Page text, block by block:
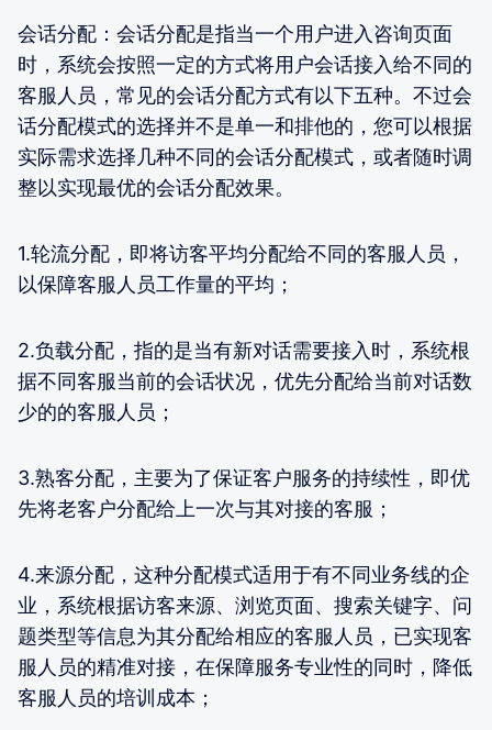
会话分配：会话分配是指当一个用户进入咨询页面
时，系统会按照一定的方式将用户会话接入给不同的
客服人员，常见的会话分配方式有以下五种。不过会
话分配模式的选择并不是单一和排他的，您可以根据
实际需求选择几种不同的会话分配模式，或者随时调
整以实现最优的会话分配效果。
1.轮流分配，即将访客平均分配给不同的客服人员，
以保障客服人员工作量的平均；
2.负载分配，指的是当有新对话需要接入时，系统根
据不同客服当前的会话状况，优先分配给当前对话数
少的的客服人员；
3.熟客分配，主要为了保证客户服务的持续性，即优
先将老客户分配给上一次与其对接的客服；
4.来源分配，这种分配模式适用于有不同业务线的企
业，系统根据访客来源、浏览页面、搜索关键字、问
题类型等信息为其分配给相应的客服人员，已实现客
服人员的精准对接，在保障服务专业性的同时，降低
客服人员的培训成本；